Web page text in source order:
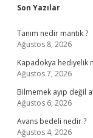
Sidebar
Son Yazılar
Tanım nedir mantık ?
Ağustos 8, 2026
Kapadokya hediyelik
Ağustos 7, 2026
Bilmemek ayıp değil
Ağustos 6, 2026
Avans bedeli nedir ?
Ağustos 4, 2026